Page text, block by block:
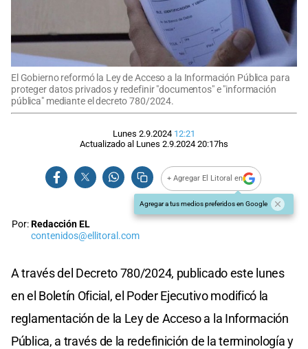
El Gobierno reformó la Ley de Acceso a la Información Pública para
proteger datos privados y redefinir "documentos" e "información
pública" mediante el decreto 780/2024.
Lunes 2.9.2024 12:21
Actualizado al Lunes 2.9.2024 20:17hs
+ Agregar El Litoral en
Agregar a tus medios preferidos en Google
Por:Redacción EL
contenidos@ellitoral.com
A través del Decreto 780/2024, publicado este lunes
en el Boletín Oficial, el Poder Ejecutivo modificó la
reglamentación de la Ley de Acceso a la Información
Pública, a través de la redefinición de la terminología y